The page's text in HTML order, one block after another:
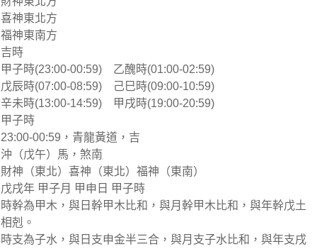
喜神東北方
福神東南方
吉時
甲子時(23:00-00:59) 乙醜時(01:00-02:59)
戊辰時(07:00-08:59) 己巳時(09:00-10:59)
辛未時(13:00-14:59) 甲戌時(19:00-20:59)
甲子時
23:00-00:59，青龍黃道，吉
沖（戊午）馬，煞南
財神（東北）喜神（東北）福神（東南）
戊戌年 甲子月 甲申日 甲子時
時幹為甲木，與日幹甲木比和，與月幹甲木比和，與年幹戊土
相剋。
時支為子水，與日支申金半三合，與月支子水比和，與年支戌